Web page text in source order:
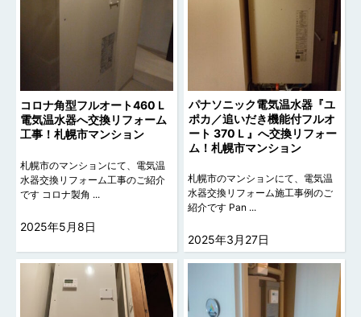
コロナ角型フルオート460Ｌ
電気温水器へ交換リフォーム
工事！札幌市マンション
札幌市のマンションにて、電気温
水器交換リフォーム工事のご紹介
です コロナ製角 ...
2025年5月8日
パナソニック電気温水器『ユ
ポカ／追いだき機能付フルオ
ート 370Ｌ』へ交換リフォー
ム！札幌市マンション
札幌市のマンションにて、電気温
水器交換リフォーム施工事例のご
紹介です Pan ...
2025年3月27日